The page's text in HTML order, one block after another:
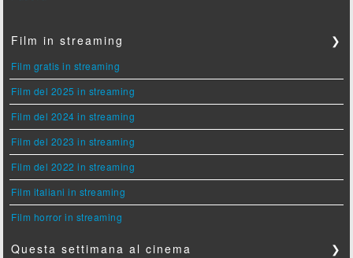
Film in streaming ❯
Film gratis in streaming
Film del 2025 in streaming
Film del 2024 in streaming
Film del 2023 in streaming
Film del 2022 in streaming
Film italiani in streaming
Film horror in streaming
Questa settimana al cinema ❯